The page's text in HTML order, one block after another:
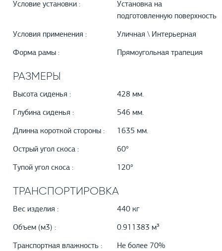
Условие установки :
Установка на
подготовленную поверхность
Условия применения : Уличная \ Интерьерная
Форма рамы : Прямоугольная трапеция
РАЗМЕРЫ
Высота сиденья : 428 мм.
Глубина сиденья : 546 мм.
Длинна короткой стороны : 1635 мм.
Острый угол скоса : 60°
Тупой угол скоса : 120°
ТРАНСПОРТИРОВКА
Вес изделия : 440 кг
Объем (м3) : 0.911383 м³
Транспортная влажность : Не более 70%